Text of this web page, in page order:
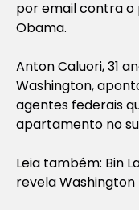
por email contra o
Obama.
Anton Caluori, 31
Washington,
agentes federais
apartamento no
Leia também: Bin
revela Washington